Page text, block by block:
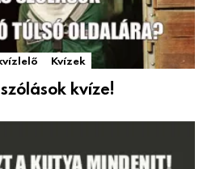
Kvízek
kvíze!